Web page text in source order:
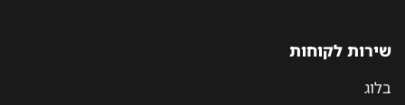
שירות לקוחות
בלוג